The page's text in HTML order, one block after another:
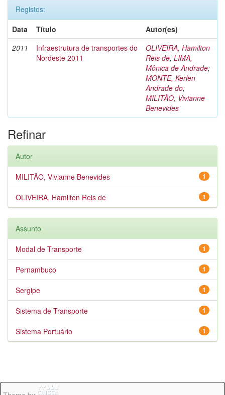
Registos:
Data
Título
Autor(es)
2011
Infraestrutura de transportes do
Nordeste 2011
OLIVEIRA, Hamilton
Reis de; LIMA,
Mônica de Andrade;
MONTE, Kerlen
Andrade do;
MILITÃO, Vivianne
Benevides
Refinar
Autor
1
MILITÃO, Vivianne Benevides
1
OLIVEIRA, Hamilton Reis de
Assunto
1
Modal de Transporte
1
Pernambuco
1
Sergipe
1
Sistema de Transporte
1
Sistema Portuário